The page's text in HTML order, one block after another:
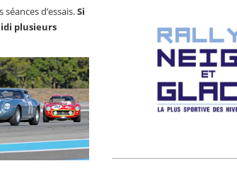
d’essais.Si
plusieurs